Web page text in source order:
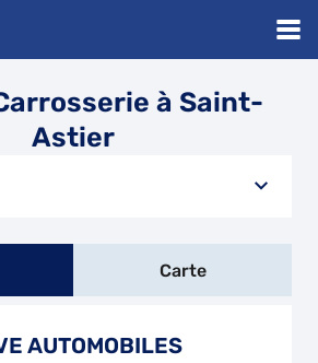
à Saint-
Astier
Carte
AUTOMOBILES